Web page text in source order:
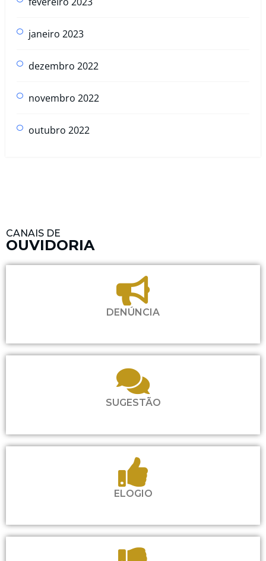
janeiro 2023
dezembro 2022
novembro 2022
outubro 2022
CANAIS DE
OUVIDORIA
DENÚNCIA
SUGESTÃO
ELOGIO